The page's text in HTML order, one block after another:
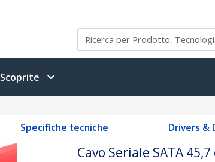
Scoprite
Specifiche tecniche Drivers &
Cavo Seriale SATA